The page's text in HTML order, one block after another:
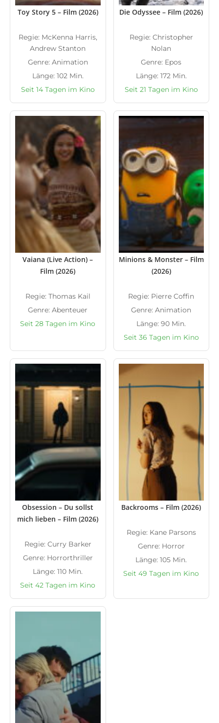
Toy Story 5 – Film (2026)
Regie: McKenna Harris,
Andrew Stanton
Genre: Animation
Länge: 102 Min.
Seit 14 Tagen im Kino
Die Odyssee – Film (2026)
Regie: Christopher
Nolan
Genre: Epos
Länge: 172 Min.
Seit 21 Tagen im Kino
Vaiana (Live Action) –
Film (2026)
Regie: Thomas Kail
Genre: Abenteuer
Seit 28 Tagen im Kino
Minions & Monster – Film
(2026)
Regie: Pierre Coffin
Genre: Animation
Länge: 90 Min.
Seit 36 Tagen im Kino
Obsession – Du sollst
mich lieben – Film (2026)
Regie: Curry Barker
Genre: Horrorthriller
Länge: 110 Min.
Seit 42 Tagen im Kino
Backrooms – Film (2026)
Regie: Kane Parsons
Genre: Horror
Länge: 105 Min.
Seit 49 Tagen im Kino